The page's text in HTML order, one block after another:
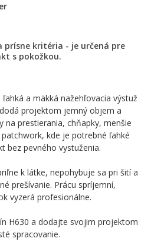
a mäkká nažehľovacia výstuž
projektom jemný objem a
na prestierania, chňapky, menšie
kde je potrebné ľahké
bez pevného vystuženia.
k látke, nepohybuje sa pri šití a
prešívanie. Prácu spríjemní,
vyzerá profesionálne.
H630 a dodajte svojim projektom
spracovanie.